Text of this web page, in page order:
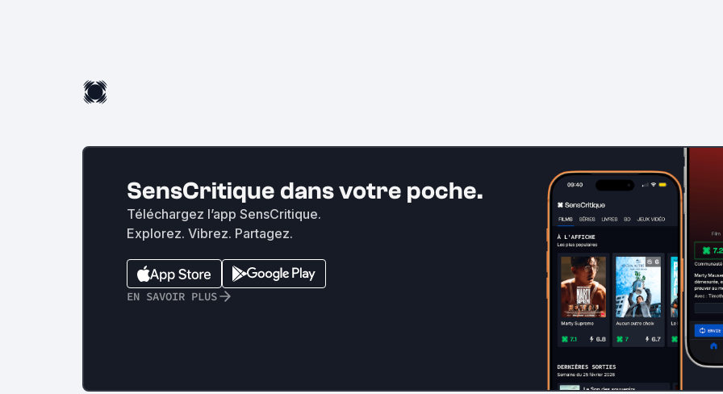
SensCritique dans votre poche.
Téléchargez l’app SensCritique.
Explorez. Vibrez. Partagez.
EN SAVOIR PLUS